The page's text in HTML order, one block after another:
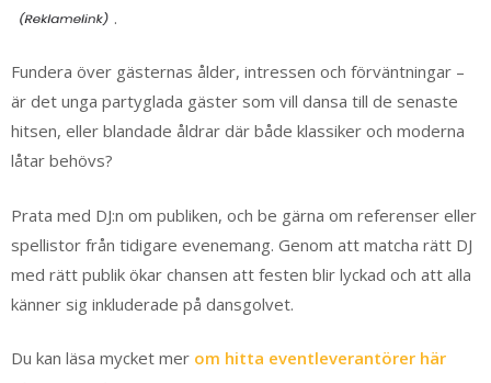
.
Fundera över gästernas ålder, intressen och förväntningar –
är det unga partyglada gäster som vill dansa till de senaste
hitsen, eller blandade åldrar där både klassiker och moderna
låtar behövs?
Prata med DJ:n om publiken, och be gärna om referenser eller
spellistor från tidigare evenemang. Genom att matcha rätt DJ
med rätt publik ökar chansen att festen blir lyckad och att alla
känner sig inkluderade på dansgolvet.
Du kan läsa mycket mer om hitta eventleverantörer här